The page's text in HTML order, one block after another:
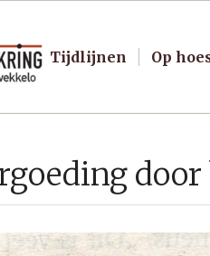
Tijdlijnen Op